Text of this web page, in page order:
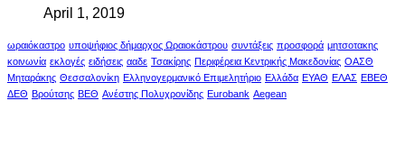
April 1, 2019
ωραιόκαστρο υποψήφιος δήμαρχος Ωραιοκάστρου συντάξεις προσφορά μητσοτακης
κοινωνία εκλογές ειδήσεις ααδε Τσακίρης Περιφέρεια Κεντρικής Μακεδονίας ΟΑΣΘ
Μηταράκης Θεσσαλονίκη Ελληνογερμανικό Επιμελητήριο Ελλάδα ΕΥΑΘ ΕΛΑΣ ΕΒΕΘ
ΔΕΘ Βρούτσης ΒΕΘ Ανέστης Πολυχρονίδης Eurobank Aegean